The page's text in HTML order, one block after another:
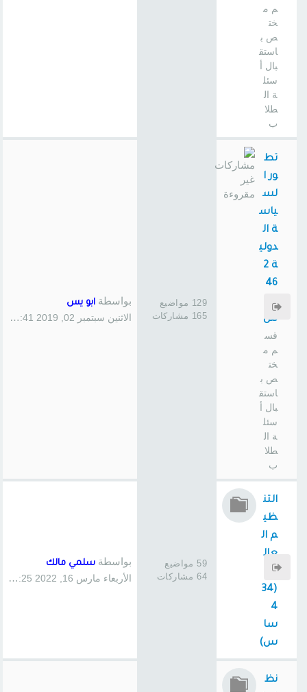
م م
خت
ص ب
استق
بال أ
سئل
ة ال
طلا
ب
تط
ور ا
لس
ياس
ة ال
دولي
ة 2
46
سا
س
قس
م م
خت
ص ب
استق
بال أ
سئل
ة ال
طلا
ب
129 مواضيع
165 مشاركات
بواسطة ابو يس
الاثنين سبتمبر 02, 2019 1:41 pm
التن
ظي
م ال
عال
مي
(34
4
سا
س)
59 مواضيع
64 مشاركات
بواسطة سلمي مالك
الأربعاء مارس 16, 2022 3:25 pm
نظ